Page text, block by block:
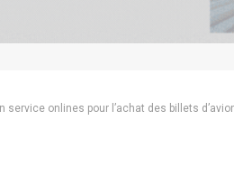
service onlines pour l’achat des billets